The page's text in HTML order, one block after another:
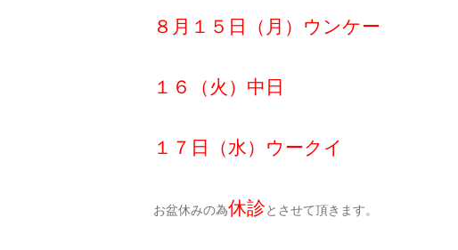
８月１５日（月）ウンケー
１６（火）中日
１７日（水）ウークイ
お盆休みの為休診とさせて頂きます。